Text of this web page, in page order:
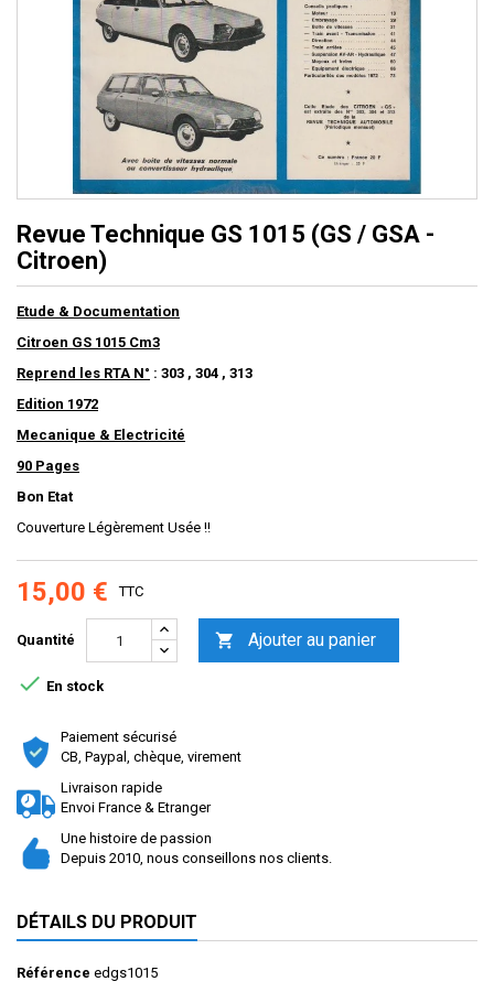
Revue Technique GS 1015 (GS / GSA -
Citroen)
Etude & Documentation
Citroen GS 1015 Cm3
Reprend les RTA N° : 303 , 304 , 313
Edition 1972
Mecanique & Electricité
90 Pages
Bon Etat
Couverture Légèrement Usée !!
15,00 € TTC
Quantité  Ajouter au panier
 En stock
Paiement sécurisé
CB, Paypal, chèque, virement
Livraison rapide
Envoi France & Etranger
Une histoire de passion
Depuis 2010, nous conseillons nos clients.
DÉTAILS DU PRODUIT
Référence edgs1015